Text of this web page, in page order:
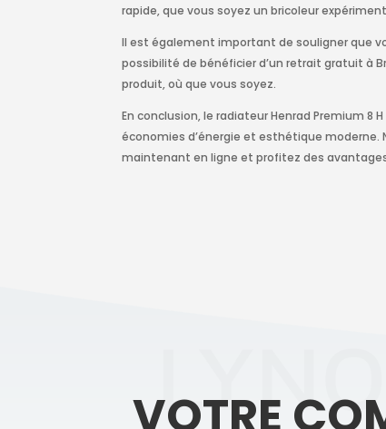
rapide, que vous soyez un bricoleur
Il est également important de souligner que
possibilité de bénéficier d’un retrait gratuit à
produit, où que vous soyez.
En conclusion, le radiateur Henrad Premium 8
économies d’énergie et esthétique
maintenant en ligne et profitez des
VOTRE